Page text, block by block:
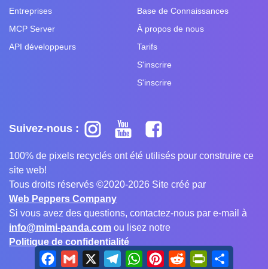
Entreprises
MCP Server
API développeurs
Base de Connaissances
À propos de nous
Tarifs
S'inscrire
S'inscrire
Suivez-nous :
100% de pixels recyclés ont été utilisés pour construire ce
site web!
Tous droits réservés ©2020-2026 Site créé par
Web Peppers Company
Si vous avez des questions, contactez-nous par e-mail à
info@mimi-panda.com ou lisez notre
Politique de confidentialité
Facebook
Gmail X TelegramWhatsAppPinterestRedditPrintFriendly